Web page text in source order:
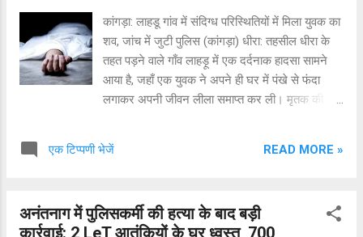
में प्रवेश किया। इसके बाद आरोपियों ने महिला की अश्लील
वीडियो बना ली और उसके सोने-चांदी के गहने छीन लिए। ​
अमानवीय मांग और ब्लैकमेलिंग का आरोप ​पीड़िता का आरोप
है कि पिछले करीब एक हफ्ते से आरोपी वीडियो वायरल
करने की धमकी देकर उसे लगातार ब्लैकमेल कर रहे थे।
कांगड़ा: लाहडू गांव में संदिग्ध परिस्थितियों में मिला युवक का
शव, जांच में जुटी पुलिस (कांगड़ा) धीरा: तहसील धीरा के
तहत पड़ने वाले गाँव लाहड़ू में एक दर्दनाक हादसा सामने
आया है, जहाँ एक युवक ने अपने ही घर में पंखे से फंदा
लगाकर अपनी जीवन लीला समाप्त कर ली। मृतक की
जानकारी के अनुसार, गुरुवार (23 जुलाई 2026) को
नौरा गई हुई थी। दोपहर के समय बारिश/मौसम को देखते
एक टिप्पणी भेजें READ MORE »
अनंतनाग में पुलिसकर्मी की हत्या के बाद बड़ी
कार्रवाई: 2 LeT आतंकियों के घर ध्वस्त, 700